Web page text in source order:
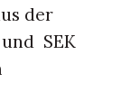
der
SEK